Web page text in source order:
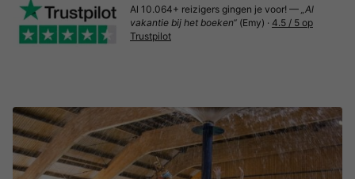
Al 10.064+ reizigers gingen je voor! — „Al
vakantie bij het boeken“ (Emy) · 4.5 / 5 op
Trustpilot